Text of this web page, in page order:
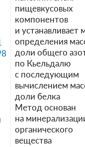
пищевкусовых
компонентов
и устанавливает
определения
доли общего
по Кьельдалю
с последующим
вычислением
доли белка
Метод основан
на
органического
вещества